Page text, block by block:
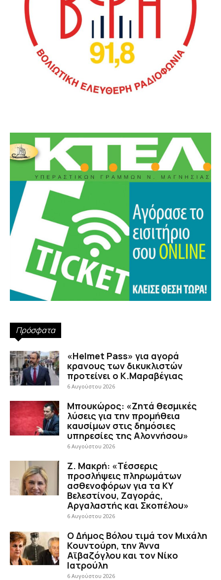
Πρόσφατα
«Helmet Pass» για αγορά
κρανους των δικυκλιστών
προτείνει ο Κ.Μαραβέγιας
6 Αυγούστου 2026
Μπουκώρος: «Ζητά θεσμικές
λύσεις για την προμήθεια
καυσίμων στις δημόσιες
υπηρεσίες της Αλοννήσου»
6 Αυγούστου 2026
Ζ. Μακρή: «Τέσσερις
προσλήψεις πληρωμάτων
ασθενοφόρων για τα ΚΥ
Βελεστίνου, Ζαγοράς,
Αργαλαστής και Σκοπέλου»
6 Αυγούστου 2026
Ο Δήμος Βόλου τιμά τον Μιχάλη
Κουντούρη, την Άννα
Αϊβαζόγλου και τον Νίκο
Ιατρούλη
6 Αυγούστου 2026